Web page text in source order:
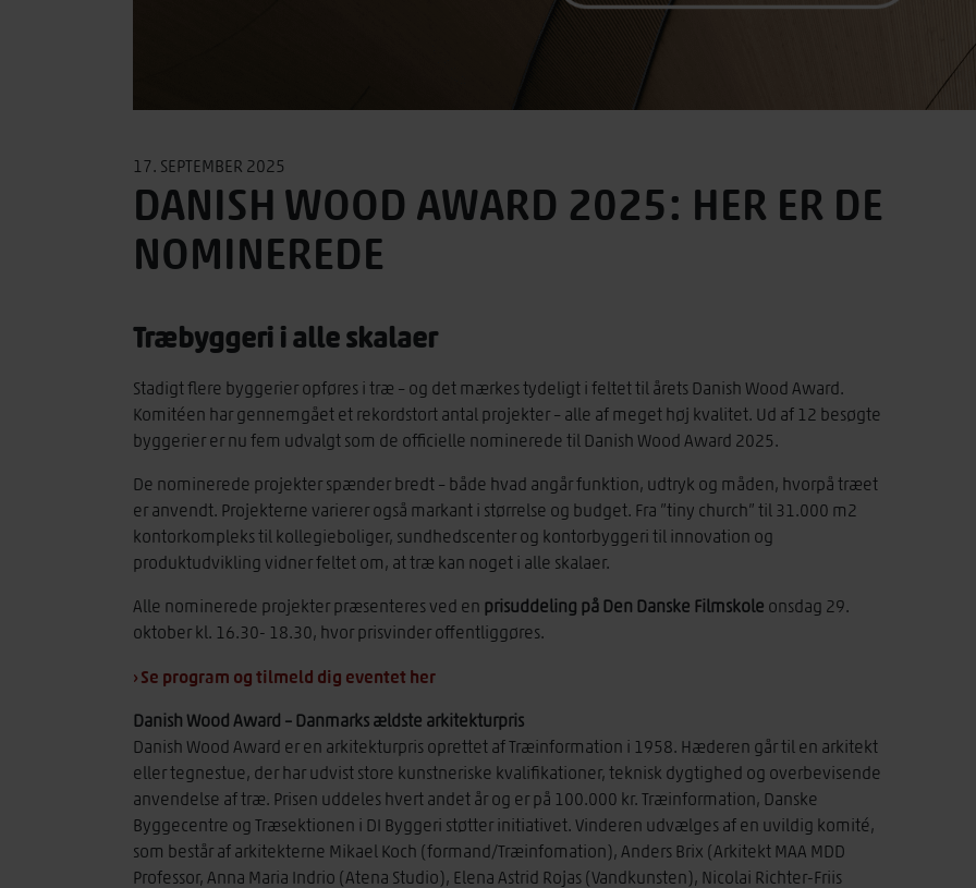
17. SEPTEMBER 2025
DANISH WOOD AWARD 2025: HER ER DE
NOMINEREDE
Træbyggeri i alle skalaer
Stadigt flere byggerier opføres i træ – og det mærkes tydeligt i feltet til årets Danish Wood Award.
Komitéen har gennemgået et rekordstort antal projekter – alle af meget høj kvalitet. Ud af 12 besøgte
byggerier er nu fem udvalgt som de officielle nominerede til Danish Wood Award 2025.
De nominerede projekter spænder bredt – både hvad angår funktion, udtryk og måden, hvorpå træet
er anvendt. Projekterne varierer også markant i størrelse og budget. Fra ”tiny church” til 31.000 m2
kontorkompleks til kollegieboliger, sundhedscenter og kontorbyggeri til innovation og
produktudvikling vidner feltet om, at træ kan noget i alle skalaer.
Alle nominerede projekter præsenteres ved en prisuddeling på Den Danske Filmskole onsdag 29.
oktober kl. 16.30- 18.30, hvor prisvinder offentliggøres.
› Se program og tilmeld dig eventet her
Danish Wood Award – Danmarks ældste arkitekturpris
Danish Wood Award er en arkitekturpris oprettet af Træinformation i 1958. Hæderen går til en arkitekt
eller tegnestue, der har udvist store kunstneriske kvalifikationer, teknisk dygtighed og overbevisende
anvendelse af træ. Prisen uddeles hvert andet år og er på 100.000 kr. Træinformation, Danske
Byggecentre og Træsektionen i DI Byggeri støtter initiativet. Vinderen udvælges af en uvildig komité,
som består af arkitekterne Mikael Koch (formand/Træinfomation), Anders Brix (Arkitekt MAA MDD
Professor, Anna Maria Indrio (Atena Studio), Elena Astrid Rojas (Vandkunsten), Nicolai Richter-Friis